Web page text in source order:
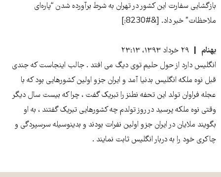
بازگشایی سفارت این کشور در تهران به شرط برآورده شدن “پاره‌ای
ملاحظات” خبر داد. [&#8230;]
بهنام
۲۹ خرداد ۱۳۹۳، ۲۳:۱۳
انگلیس دارد از حول حلیم توی دیگ می افتد . جالب اینجاست که جندی
قبل نوه ملکه انگلیس بدنیا آمد و ایران جزو اولین کشورهایی بود که با
عجله فراوان تولد این تحفه نطنز را تبریک گفت ، چرا که بیست سال دیگر
وقتی نوه ملکه پرسید در روز تولدم چه کشورهایی تبریک گفتند ، به او
بگویند ملایان در ایران جزو اولین نفرات بودند و بدینوسیله سرسپردگی و
چاکری خود را به دربار انگلیس ثابت نمایند .